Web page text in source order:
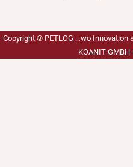
Copyright © PETLOG …wo Innovation
KOANIT